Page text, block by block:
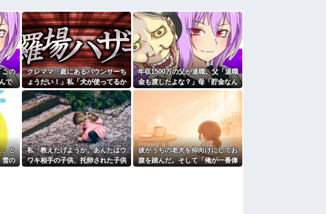
俺の事好きだよね？」と頻繁に確認してくる旦那がうざい。結婚してもう
にもなるので流石にうんざり
界の「変わった自動販売機」を貼っていく【珍百景】
供が産まれたけど、私と夫の血液型からは産まれ得ない血液型だった。自
ちの血液型を間違ってたのかも？調べてみたら間違いはなかった。そりゃ
相手の子だから当然だよねぇ…
賛否両論】バツイチ子連れの私、彼氏が結婚を拒む理由がコレｗｗｗｗｗ
り放題でてんこ盛りにしてるのはまあ見かけるが持ち帰りはなしでしょ
、、
トメの結婚式で、知らない間にお祝いの歌を弾き語りする事になってた
な税金の成り立ちを調べてみたよ
この
で
ら
クレママ「庭にあるバウンサーち
ょうだい！」私「犬が使ってるか
ら無理です」→断った数日後、庭
からまさかの物音が…
年収1500万の父が退職。父「退職
金も渡したよな？」母「貯金なん
てないよー」父「全部なくなった
の！？」→予想外の返事に家族騒
」と
雪の
私「教えたげようか。あんたはウ
ワキ相手の子供、托卵された子供
彼がうちの老犬を仰向けにしてお
腹を踏んだ。そして「俺が一番偉